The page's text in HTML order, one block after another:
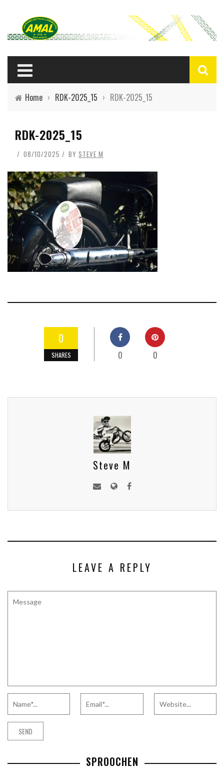
Home › RDK-2025_15 › RDK-2025_15
RDK-2025_15
08/10/2025 BY STEVE M
0
SHARES 0 0
Steve M
LEAVE A REPLY
SPROOCHEN